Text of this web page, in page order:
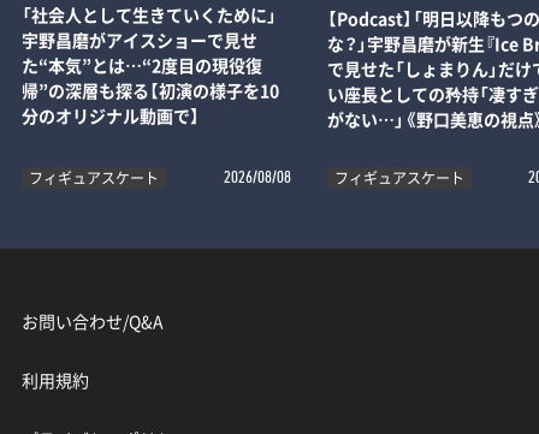
「社会人として生きていくために」
宇野昌磨がアイスショーで見せ
た“本気”とは…“2度目の現役復
帰”の深層も探る【初演の様子を10
分のオリジナル動画で】
フィギュアスケート 2026/08/08
【Podcast】「明日以降もつ
な？」宇野昌磨が新生『Ice
で見せた「しょまりん」だ
い座長としての矜持「凄す
がない…」《野口美恵の視点
フィギュアスケート
お問い合わせ/Q&A
利用規約